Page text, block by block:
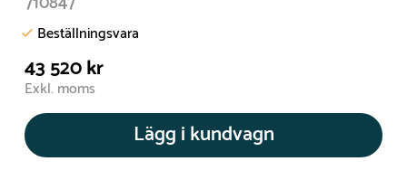
Beställningsvara
43 520 kr
Exkl. moms
Lägg i kundvagn